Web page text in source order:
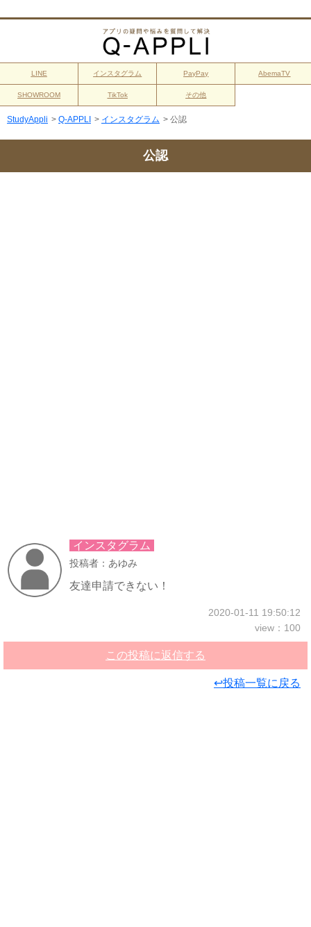
LINE インスタグラム PayPay AbemaTV
SHOWROOM TikTok その他
StudyAppli > Q-APPLI > インスタグラム > 公認
公認
インスタグラム
投稿者：あゆみ
友達申請できない！
2020-01-11 19:50:12
view：100
この投稿に返信する
↩投稿一覧に戻る